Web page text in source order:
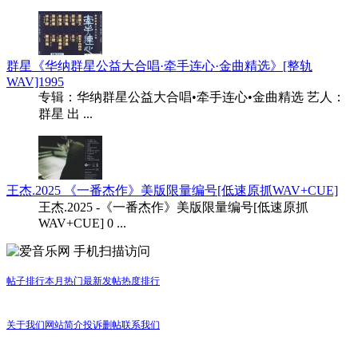
群星《华纳群星公益大合唱·牵手连心·金曲精选》[整轨
WAV]1995
专辑：华纳群星公益大合唱•牵手连心•金曲精选 艺人：
群星 出 ...
王杰.2025 《一番杰作》美版限量编号[低速原抓WAV+CUE]
王杰.2025 -《一番杰作》美版限量编号[低速原抓
WAV+CUE] 0 ...
手机扫描访问
帖子排行本月热门最新发帖热度排行
关于我们 网站简介投诉删帖联系我们